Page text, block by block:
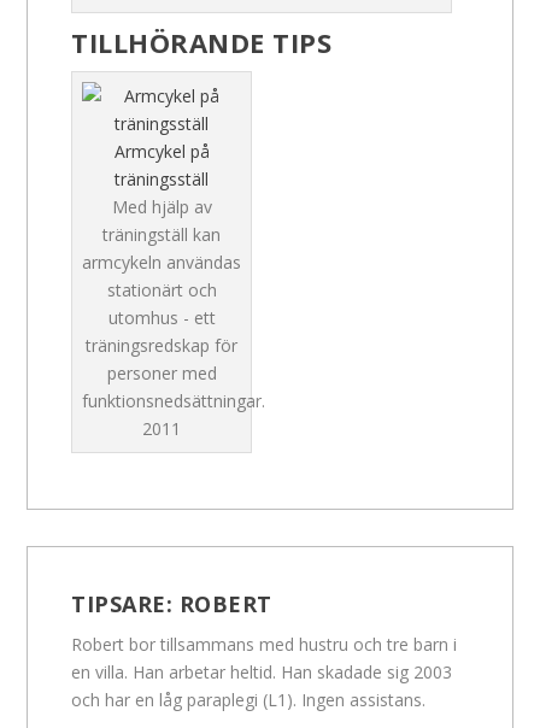
TILLHÖRANDE TIPS
Armcykel på
träningsställ
Med hjälp av
träningställ kan
armcykeln användas
stationärt och
utomhus - ett
träningsredskap för
personer med
funktionsnedsättningar.
2011
TIPSARE: ROBERT
Robert bor tillsammans med hustru och tre barn i
en villa. Han arbetar heltid. Han skadade sig 2003
och har en låg paraplegi (L1). Ingen assistans.